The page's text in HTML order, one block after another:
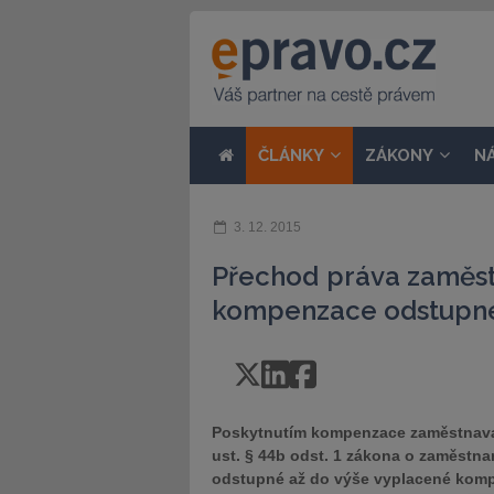
ČLÁNKY ZÁKONY
3. 12. 2015
Přechod práva
kompenzace
Poskytnutím kompenzace
ust. § 44b odst. 1 zákona o
odstupné až do výše vyplacené